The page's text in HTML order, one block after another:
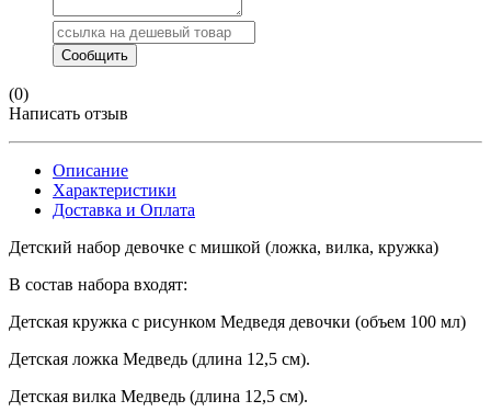
(0)
Написать отзыв
Описание
Характеристики
Доставка и Оплата
Детский набор девочке с мишкой (ложка, вилка, кружка)
В состав набора входят:
Детская кружка с рисунком Медведя девочки (объем 100 мл)
Детская ложка Медведь (длина 12,5 см).
Детская вилка Медведь (длина 12,5 см).